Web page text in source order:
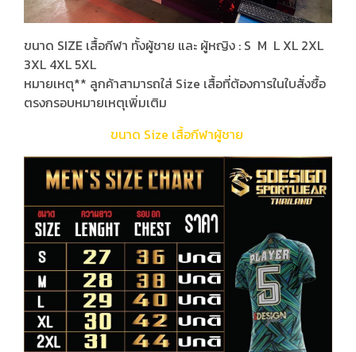
ขนาด SIZE เสื้อกีฬา ทั้งผู้ชาย และ ผู้หญิง : S M L XL 2XL
3XL 4XL 5XL
หมายเหตุ** ลูกค้าสามารถใส่ Size เสื้อที่ต้องการในใบสั่งซื้อ
ตรงกรอบหมายเหตุเพิ่มเติม
ขนาด Size เสื้อกีฬาผู้ชาย